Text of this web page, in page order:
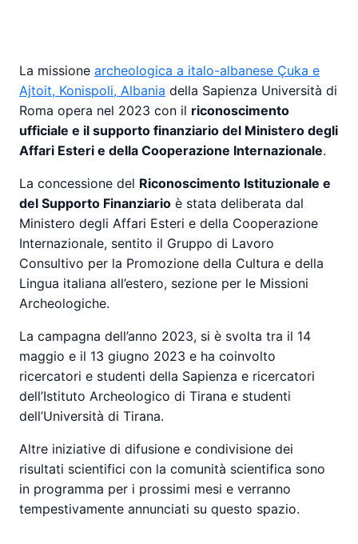
La missione archeologica a italo-albanese Çuka e
Ajtoit, Konispoli, Albania della Sapienza Università di
Roma opera nel 2023 con il riconoscimento
ufficiale e il supporto finanziario del Ministero degli
Affari Esteri e della Cooperazione Internazionale.
La concessione del Riconoscimento Istituzionale e
del Supporto Finanziario è stata deliberata dal
Ministero degli Affari Esteri e della Cooperazione
Internazionale, sentito il Gruppo di Lavoro
Consultivo per la Promozione della Cultura e della
Lingua italiana all’estero, sezione per le Missioni
Archeologiche.
La campagna dell’anno 2023, si è svolta tra il 14
maggio e il 13 giugno 2023 e ha coinvolto
ricercatori e studenti della Sapienza e ricercatori
dell’Istituto Archeologico di Tirana e studenti
dell’Università di Tirana.
Altre iniziative di difusione e condivisione dei
risultati scientifici con la comunità scientifica sono
in programma per i prossimi mesi e verranno
tempestivamente annunciati su questo spazio.